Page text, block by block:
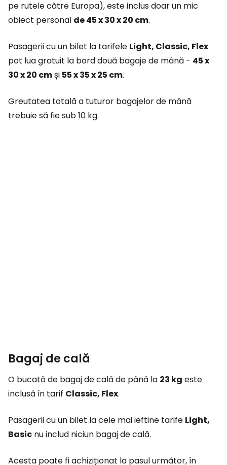
pe rutele către Europa), este inclus doar un mic
obiect personal de 45 x 30 x 20 cm.
Pasagerii cu un bilet la tarifele Light, Classic, Flex
pot lua gratuit la bord două bagaje de mână - 45 x
30 x 20 cmși 55 x 35 x 25 cm.
Greutatea totală a tuturor bagajelor de mână
trebuie să fie sub 10 kg.
Bagaj de cală
O bucată de bagaj de cală de până la 23 kg este
inclusă în tarif Classic, Flex.
Pasagerii cu un bilet la cele mai ieftine tarife Light,
Basic nu includ niciun bagaj de cală.
Acesta poate fi achiziționat la pasul următor, în